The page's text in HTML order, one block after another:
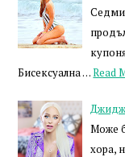
Бисексуална …Read
Може
хора,